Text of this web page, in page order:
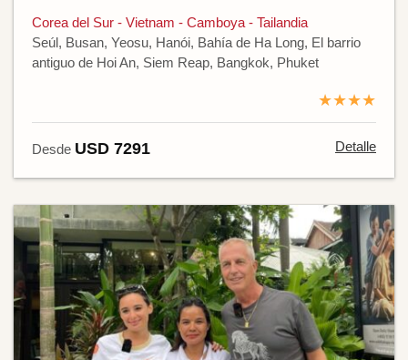
Corea del Sur - Vietnam - Camboya - Tailandia
Seúl, Busan, Yeosu, Hanói, Bahía de Ha Long, El barrio
antiguo de Hoi An, Siem Reap, Bangkok, Phuket
★★★★
Desde USD 7291 Detalle